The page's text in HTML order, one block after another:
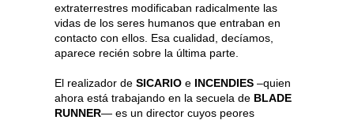
extraterrestres modificaban radicalmente las
vidas de los seres humanos que entraban en
contacto con ellos. Esa cualidad, decíamos,
aparece recién sobre la última parte.
El realizador de SICARIO e INCENDIES –quien
ahora está trabajando en la secuela de BLADE
RUNNER— es un director cuyos peores